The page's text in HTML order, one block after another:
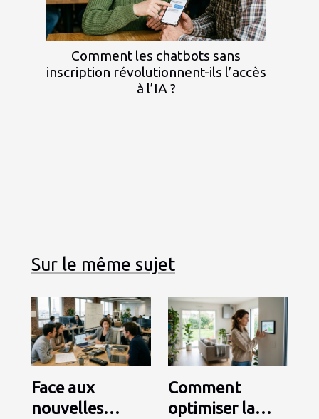
Comment les chatbots sans
inscription révolutionnent-ils l’accès
à l’IA ?
Sur le même sujet
Face aux
nouvelles
Comment
optimiser la